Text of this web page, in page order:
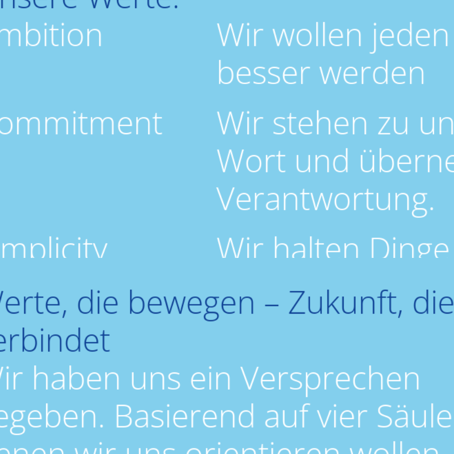
Wir wollen
besser werden
Wir stehen zu
Wort und
Verantwortung.
Wir halten Dinge
einfach, klar und
wirkungsvoll.
die bewegen – Zukunft,
haben uns ein Versprechen
Basierend auf vier